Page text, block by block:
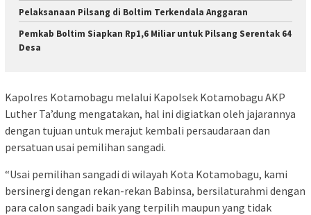
Pelaksanaan Pilsang di Boltim Terkendala Anggaran
Pemkab Boltim Siapkan Rp1,6 Miliar untuk Pilsang Serentak 64
Desa
Kapolres Kotamobagu melalui Kapolsek Kotamobagu AKP
Luther Ta’dung mengatakan, hal ini digiatkan oleh jajarannya
dengan tujuan untuk merajut kembali persaudaraan dan
persatuan usai pemilihan sangadi.
“Usai pemilihan sangadi di wilayah Kota Kotamobagu, kami
bersinergi dengan rekan-rekan Babinsa, bersilaturahmi dengan
para calon sangadi baik yang terpilih maupun yang tidak